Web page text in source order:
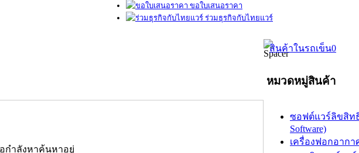
ขอใบเสนอราคา
ร่วมธุรกิจกับไทยแวร์
กำลังหาค้นหาอยู่
สินค้าในรถเข็น0
หมวดหมู่สินค้า
ซอฟต์แวร์ลิขสิทธิ์
Software)
เครื่องฟอกอากา